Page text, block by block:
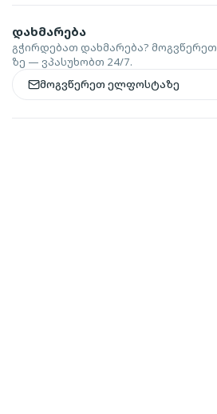
დახმარება
გჭირდებათ დახმარება? მოგვწერეთ
ზე — ვპასუხობთ 24/7.
მოგვწერეთ ელფოსტაზე